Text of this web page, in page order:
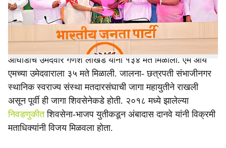
e
यांच्यावर मोठ्या मताधिक्याने विजय मिळवला.
पहिल्या पसंतीच्या मतांमध्ये सुहास शिरसाठ यांनी तब्बल ४५४ मते
मिळवली तर शिवसेना उद्धव बाळासाहेब ठाकरे पक्षाचे महाविकास
आघाडीचे उमेदवार गणेश लोखंडे यांना १३४ मते मिळाली. एम आय
एमच्या उमेदवाराला ३५ मते मिळाली. जालना- छत्रपती संभाजीनगर
स्थानिक स्वराज्य संस्था मतदारसंघाची जागा महायुतीने राखली
असून पूर्वी ही जागा शिवसेनेकडे होती. २०१८ मध्ये झालेल्या
निवडणुकीतशिवसेना-भाजप युतीकडून अंबादास दानवे यांनी विक्रमी
मताधिक्यांनी विजय मिळवला होता.